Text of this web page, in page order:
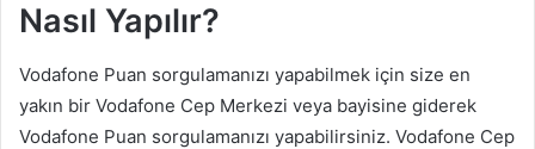
Nasıl Yapılır?
Vodafone Puan sorgulamanızı yapabilmek için size en
yakın bir Vodafone Cep Merkezi veya bayisine giderek
Vodafone Puan sorgulamanızı yapabilirsiniz. Vodafone Cep